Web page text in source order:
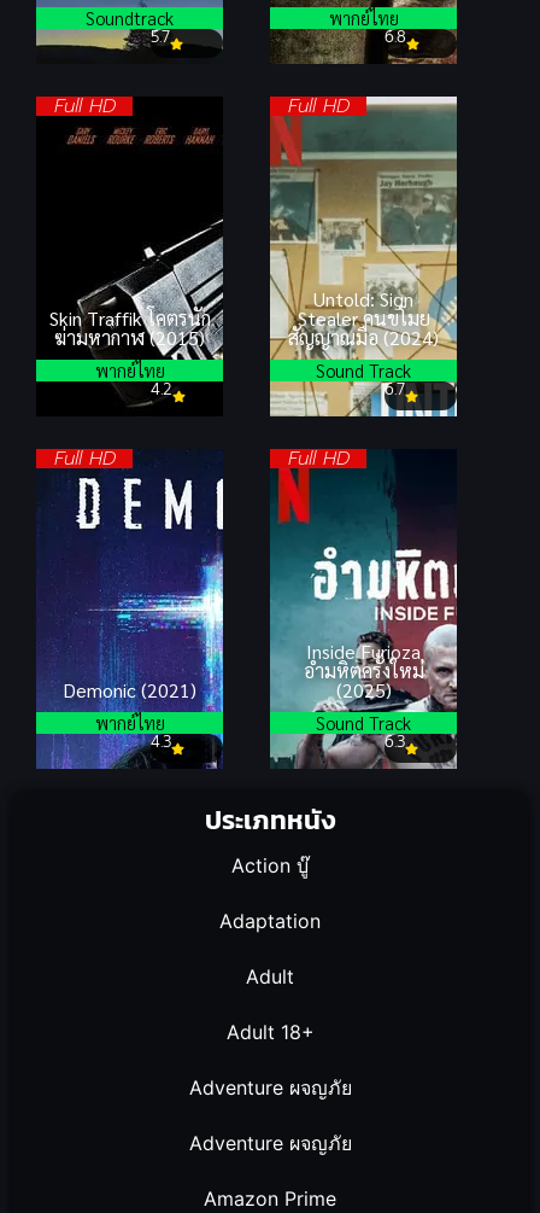
ประเภทหนัง
Action บู๊
Adaptation
Adult
Adult 18+
Adventure ผจญภัย
Adventure ผจญภัย
Amazon Prime
5.7
Soundtrack
6.8
พากย์ไทย
Full HD
Skin Traffik โคตรนัก
ฆ่ามหากาฬ (2015)
4.2
พากย์ไทย
Full HD
Untold: Sign
Stealer คนขโมย
สัญญาณมือ (2024)
6.7
Sound Track
Full HD
Demonic (2021)
4.3
พากย์ไทย
Full HD
Inside Furioza
อำมหิตครั้งใหม่
(2025)
6.3
Sound Track